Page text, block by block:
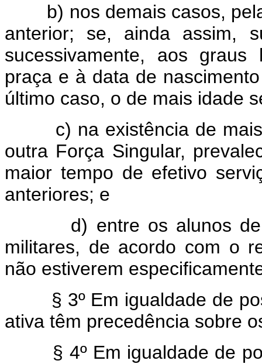
b) nos demais casos,
anterior; se, ainda assim,
sucessivamente, aos
praça e à data de
último caso, o de mais idade
c) na existência de
outra Força Singular,
maior tempo de efetivo
anteriores; e
d) entre os alunos
militares, de acordo com o
não estiverem
§ 3º Em igualdade de
ativa têm precedência sobre
§ 4º Em igualdade de